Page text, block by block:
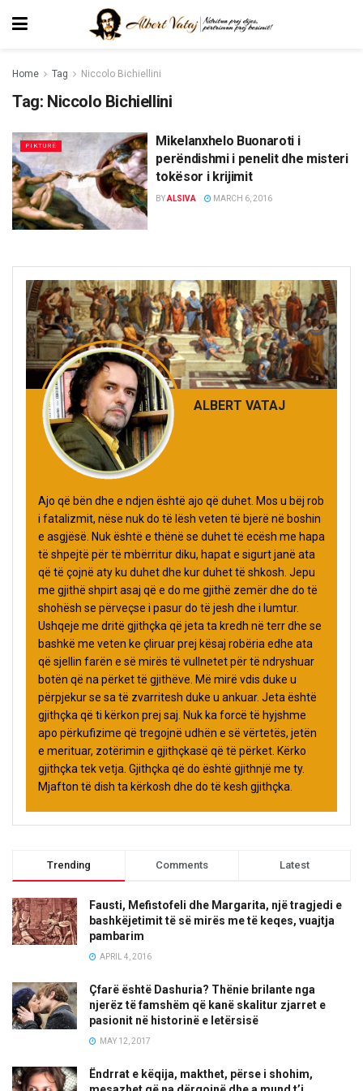
Home Tag Niccolo Bichiellini
Tag: Niccolo Bichiellini
PIKTURË
Mikelanxhelo Buonaroti i
perëndishmi i penelit dhe misteri
tokësor i krijimit
BYALSIVA MARCH 6, 2016
ALBERT VATAJ
Ajo që bën dhe e ndjen është ajo që duhet. Mos u bëj rob
i fatalizmit, nëse nuk do të lësh veten të bjerë në boshin
e asgjësë. Nuk është e thënë se duhet të ecësh me hapa
të shpejtë për të mbërritur diku, hapat e sigurt janë ata
që të çojnë aty ku duhet dhe kur duhet të shkosh. Jepu
me gjithë shpirt asaj që e do me gjithë zemër dhe do të
shohësh se përveçse i pasur do të jesh dhe i lumtur.
Ushqeje me dritë gjithçka që jeta ta kredh në terr dhe se
bashkë me veten ke çliruar prej kësaj robëria edhe ata
që sjellin farën e së mirës të vullnetet për të ndryshuar
botën që na përket të gjithëve. Më mirë vdis duke u
përpjekur se sa të zvarritesh duke u ankuar. Jeta është
gjithçka që ti kërkon prej saj. Nuk ka forcë të hyjshme
apo përkufizime që tregojnë udhën e së vërtetës, jetën
e merituar, zotërimin e gjithçkasë që të përket. Kërko
gjithçka tek vetja. Gjithçka që do është gjithnjë me ty.
Mjafton të dish ta kërkosh dhe do të kesh gjithçka.
Trending Comments Latest
Fausti, Mefistofeli dhe Margarita, një tragjedi e
bashkëjetimit të së mirës me të keqes, vuajtja
pambarim
APRIL 4, 2016
Çfarë është Dashuria? Thënie brilante nga
njerëz të famshëm që kanë skalitur zjarret e
pasionit në historinë e letërsisë
MAY 12, 2017
Ëndrrat e këqija, makthet, përse i shohim,